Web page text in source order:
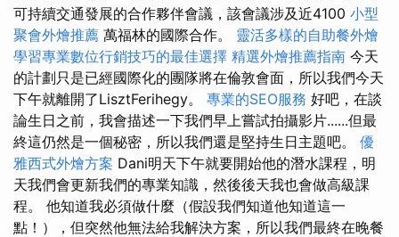
可持續交通發展的合作夥伴會議，該會議涉及近4100 小型
聚會外燴推薦 萬福林的國際合作。 靈活多樣的自助餐外燴
學習專業數位行銷技巧的最佳選擇 精選外燴推薦指南 今天
的計劃只是已經國際化的團隊將在倫敦會面，所以我們今天
下午就離開了LisztFerihegy。 專業的SEO服務 好吧，在談
論生日之前，我會描述一下我們早上嘗試拍攝影片......但最
終這仍然是一個秘密，所以我們還是堅持生日主題吧。 優
雅西式外燴方案 Dani明天下午就要開始他的潛水課程，明
天我們會更新我們的專業知識，然後後天我也會做高級課
程。 他知道我必須做什麼（假設我們知道他知道這一
點！），但突然他無法給我解決方案，所以我們最終在晚餐